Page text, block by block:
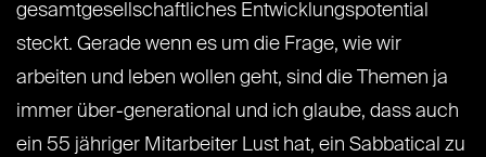
gesamtgesellschaftliches Entwicklungspotential
steckt. Gerade wenn es um die Frage, wie wir
arbeiten und leben wollen geht, sind die Themen ja
immer über-generational und ich glaube, dass auch
ein 55 jähriger Mitarbeiter Lust hat, ein Sabbatical zu